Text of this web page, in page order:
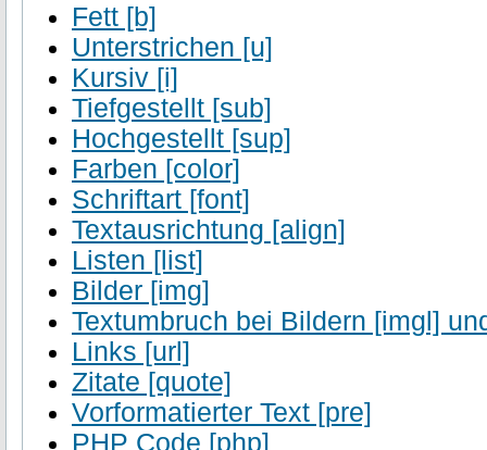
Fett [b]
Unterstrichen [u]
Kursiv [i]
Tiefgestellt [sub]
Hochgestellt [sup]
Farben [color]
Schriftart [font]
Textausrichtung [align]
Listen [list]
Bilder [img]
Textumbruch bei Bildern [imgl]
Links [url]
Zitate [quote]
Vorformatierter Text [pre]
PHP Code [php]